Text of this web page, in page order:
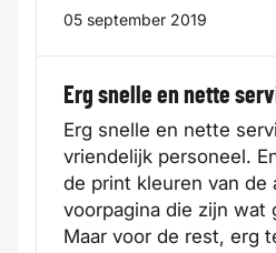
05 september 2019
Erg snelle en nette
Erg snelle en nette
vriendelijk personeel.
de print kleuren van de
voorpagina die zijn wat
Maar voor de rest, erg